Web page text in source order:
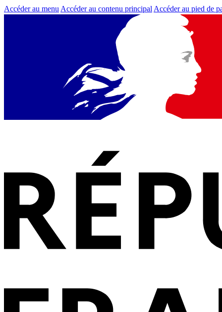
Accéder au menu Accéder au contenu principal Accéder au pied de